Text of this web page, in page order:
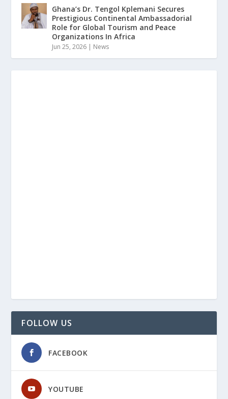
Ghana’s Dr. Tengol Kplemani Secures
Prestigious Continental Ambassadorial
Role for Global Tourism and Peace
Organizations In Africa
Jun 25, 2026 | News
FOLLOW US
FACEBOOK
YOUTUBE